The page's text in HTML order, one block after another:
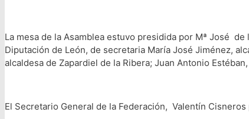
La mesa de la Asamblea estuvo presidida por Mª José de
Diputación de León, de secretaria María José Jiménez,
alcaldesa de Zapardiel de la Ribera; Juan Antonio
El Secretario General de la Federación, Valentín